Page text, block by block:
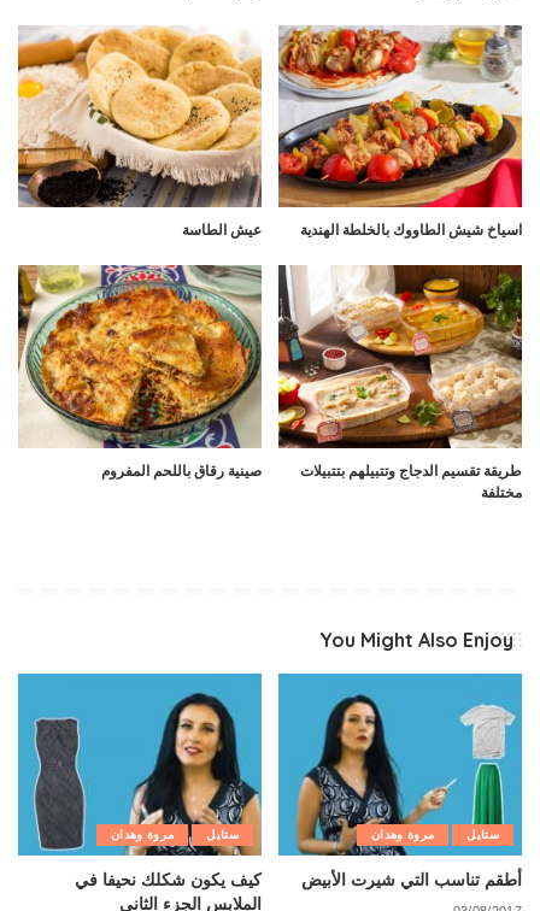
اسياخ شيش الطاووك بالخلطة الهندية عيش الطاسة
طريقة تقسيم الدجاج وتتبيلهم بتتبيلات
مختلفة
صينية رقاق باللحم المفروم
You Might Also Enjoy
ستايل مروة وهدان
أطقم تناسب التي شيرت الأبيض
ستايل مروة وهدان
كيف يكون شكلك نحيفا في
الملابس الجزء الثاني